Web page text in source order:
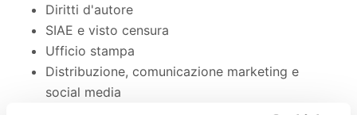
Diritti d'autore
SIAE e visto censura
Ufficio stampa
Distribuzione, comunicazione marketing e
social media